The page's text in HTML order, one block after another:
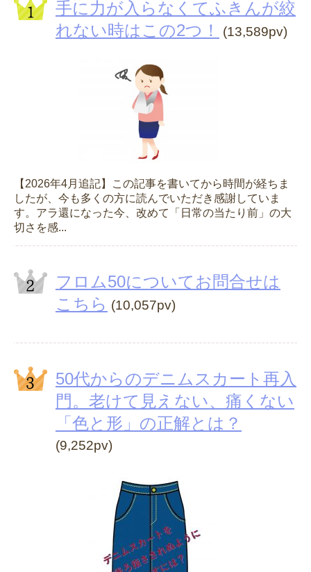
手に力が入らなくてふきんが絞
れない時はこの2つ！
(13,589pv)
【2026年4月追記】この記事を書いてから時間が経ちま
したが、今も多くの方に読んでいただき感謝していま
す。アラ還になった今、改めて「日常の当たり前」の大
切さを感...
フロム50についてお問合せは
こちら (10,057pv)
50代からのデニムスカート再入
門。老けて見えない、痛くない
「色と形」の正解とは？
(9,252pv)